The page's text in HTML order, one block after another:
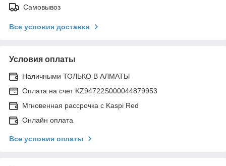
Самовывоз
Все условия доставки
Условия оплаты
Наличными ТОЛЬКО В АЛМАТЫ
Оплата на счет KZ94722S000044879953
Мгновенная рассрочка с Kaspi Red
Онлайн оплата
Все условия оплаты